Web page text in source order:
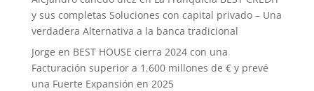
y sus completas Soluciones con capital privado – Una
verdadera Alternativa a la banca tradicional
Jorge en BEST HOUSE cierra 2024 con una
Facturación superior a 1.600 millones de € y prevé
una Fuerte Expansión en 2025